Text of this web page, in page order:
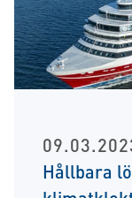
Hållbara